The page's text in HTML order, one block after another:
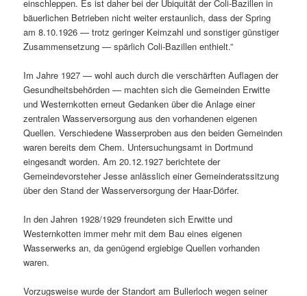
einschleppen. Es ist daher bei der Ubiquität der Coli-Bazillen in
bäuerlichen Betrieben nicht weiter erstaunlich, dass der Spring
am 8.10.1926 — trotz geringer Keimzahl und sonstiger günstiger
Zusammensetzung — spärlich Coli-Bazillen enthielt.”
Im Jahre 1927 — wohl auch durch die verschärften Auflagen der
Gesundheitsbehörden — machten sich die Gemeinden Erwitte
und Westernkotten erneut Gedanken über die Anlage einer
zentralen Wasserversorgung aus den vorhandenen eigenen
Quellen. Verschiedene Wasserproben aus den beiden Gemeinden
waren bereits dem Chem. Untersuchungsamt in Dortmund
eingesandt worden. Am 20.12.1927 berichtete der
Gemeindevorsteher Jesse anlässlich einer Gemeinderatssitzung
über den Stand der Wasserversorgung der Haar-Dörfer.
In den Jahren 1928/1929 freundeten sich Erwitte und
Westernkotten immer mehr mit dem Bau eines eigenen
Wasserwerks an, da genügend ergiebige Quellen vorhanden
waren.
Vorzugsweise wurde der Standort am Bullerloch wegen seiner